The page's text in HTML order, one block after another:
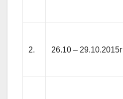
2. 26.10 – 29.10.2015г